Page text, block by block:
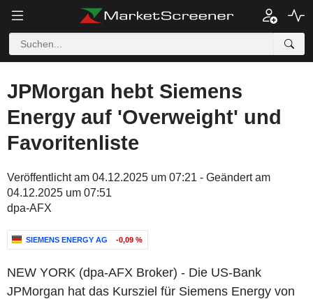
JPMorgan hebt Siemens
Energy auf 'Overweight' und
Favoritenliste
Veröffentlicht am 04.12.2025 um 07:21 - Geändert am
04.12.2025 um 07:51
dpa-AFX
SIEMENS ENERGY AG -0,09 %
NEW YORK (dpa-AFX Broker) - Die US-Bank
JPMorgan hat das Kursziel für Siemens Energy von